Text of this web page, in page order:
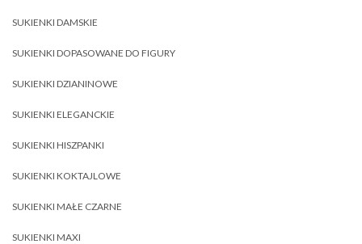
SUKIENKI DAMSKIE
SUKIENKI DOPASOWANE DO FIGURY
SUKIENKI DZIANINOWE
SUKIENKI ELEGANCKIE
SUKIENKI HISZPANKI
SUKIENKI KOKTAJLOWE
SUKIENKI MAŁE CZARNE
SUKIENKI MAXI